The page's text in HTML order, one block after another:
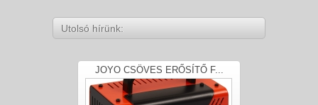
Utolsó hírünk:
JOYO CSÖVES ERŐSÍTŐ F...